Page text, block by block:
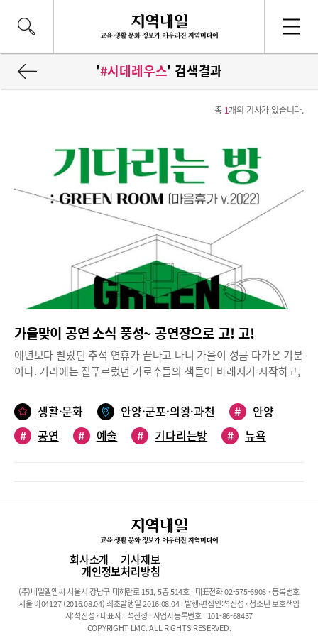
'#시데레우스' 검색결과
총 1개의 기사가 있습니다.
가을맞이 공연 소식 풍성~ 공연장으로 고! 고!
예년보다 빨랐던 추석 연휴가 끝나고 나니 가을이 성큼 다가온 기분
이다. 거리에는 짙푸르렀던 가로수들의 색들이 바래지기 시작하고,
을, 공연장에는 가을맞이 공연이 기다리고 있다. 이제 코로나 핑계
는 그만. 가을 감성을 자극할 공연장으로 떠나보자.기다리는 방 :
GREEN ROOM (마음휴가 v.2022)10월10일까지, 평촌아트홀 전시
무대를 준비하는 ‘장소로서의 전시’다. 코로나 이후 급격한 패러다
임의 변화 속에서 예술가들이 현실을 응시하고, 다시 나아갈 날들을
찾는 방법을 공유하는 취지의 이번 전시는 총 6인 작가들의 조형 설
치물로 구성되어 있다. 10월 9일에는 오전 10시 오후 2시 체험프로
로그램도 진행된다. 관람 시간은 오전 10시부터 오후 6시까지이며
관람료는 무료.문의 031-687-0500, 0543랫어스 색소 콰르텟 콘서
트10월 8일 평촌아트홀가을 저녁 색소폰의 감성으로 물들일 랫어
생활·문화 안양·군포·의왕·과천 #
안양
#
공연 # 예술 # 기다리는방 #
뉴욕
회사소개 기사제보
개인정보처리방침
(주)내일엘엠씨 서울시 강남구 테헤란로 151, 5층 514호 · 대표전화 02-575-6908 · 등록번호
서울 아04127 (2016.08.04) 최초발행일 2016.08.04 · 발행·편집인:석진성 · 청소년 보호책임
자:석진성 · 대표자 : 석진성 · 사업자등록번호 : 101-86-68457
COPYRIGHT LMC. ALL RIGHTS RESERVED.